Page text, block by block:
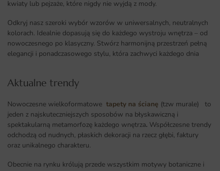
kwiaty lub pejzaże, które nigdy nie wyjdą z mody.
Odkryj nasz szeroki wybór wzorów w uniwersalnych, neutralnych
kolorach. Idealnie dopasują się do każdego wystroju wnętrza – od
nowoczesnego po klasyczny. Stwórz harmonijną przestrzeń pełną
elegancji i ponadczasowego stylu, która zachwyci każdego dnia
Aktualne trendy​
Nowoczesne wielkoformatowe tapety na ścianę (tzw murale) to
jeden z najskuteczniejszych sposobów na błyskawiczną i
spektakularną metamorfozę każdego wnętrza. Współczesne trendy
odchodzą od nudnych, płaskich dekoracji na rzecz głębi, faktury
oraz unikalnego charakteru.
Obecnie na rynku królują przede wszystkim motywy botaniczne i